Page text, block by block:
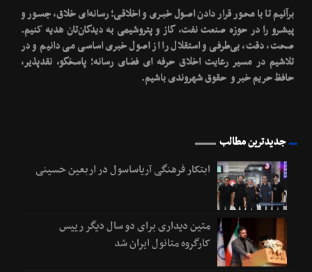
برآنیم تا با محـور قرار دادن اصـول خبـری و اخلاقـی؛ رسانه‌ای خلاق، جسـور و
پیشـرو را در حوزه صنعت نفت، گاز و پتروشیمی به دیدگان‌تان هدیه کنیم.
صحت، دقت، بی‌طرفی و استقلال را از اصول خبری اساسی می دانیم و در
تلاشیم در مسیر رعایت اخلاق حرفه ای فضای رسانه؛ پاسخگو، نقدپذیر،
حافظ حریم خبر و حقوق شهروندی باشیم.
جدیدترین مطالب
ابتکار فرهنگی آریاساسول در اربعین حسینی
متین دیداری برای دو سال دیگر رییس
کارگروه متانول ایران شد